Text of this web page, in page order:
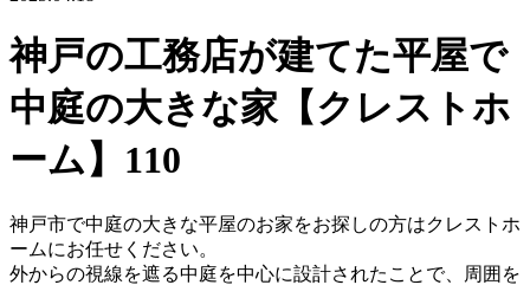
神戸の工務店が建てた平屋で
中庭の大きな家【クレストホ
ーム】110
神戸市で中庭の大きな平屋のお家をお探しの方はクレストホ
ームにお任せください。
外からの視線を遮る中庭を中心に設計されたことで、周囲を